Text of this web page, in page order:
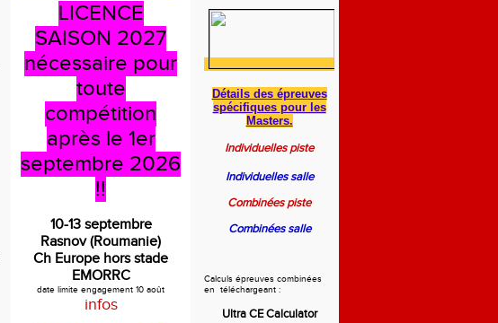
LICENCE
SAISON 2027
nécessaire pour
toute
compétition
après le 1er
septembre 2026
!!
10-13 septembre
Rasnov (Roumanie)
Ch Europe hors stade
EMORRC
date limite engagement 10 août
infos
Détails des épreuves
spécifiques pour les
Masters.
Individuelles piste
Individuelles salle
Combinées piste
Combinées salle
Calculs épreuves combinées
en téléchargeant :
Ultra CE Calculator